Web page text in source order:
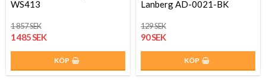
WS413
1 857 SEK
1 485 SEK
KÖP
Lanberg AD-0021-BK
129 SEK
90 SEK
KÖP